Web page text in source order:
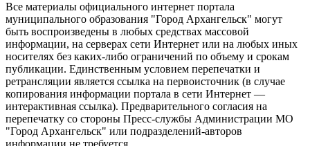
Все материалы официального интернет портала
муниципального образования "Город Архангельск" могут
быть воспроизведены в любых средствах массовой
информации, на серверах сети Интернет или на любых иных
носителях без каких-либо ограничений по объему и срокам
публикации. Единственным условием перепечатки и
ретрансляции является ссылка на первоисточник (в случае
копирования информации портала в сети Интернет —
интерактивная ссылка). Предварительного согласия на
перепечатку со стороны Пресс-службы Администрации МО
"Город Архангельск" или подразделений-авторов
информации не требуется.